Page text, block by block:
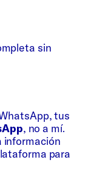
sin
tus
, no a mí.
información
para